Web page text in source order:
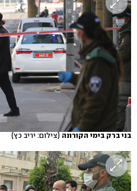
בני ברק בימי הקורונה(צילום: יריב כץ)